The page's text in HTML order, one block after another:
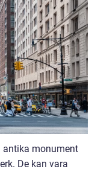
antika monument
De kan vara